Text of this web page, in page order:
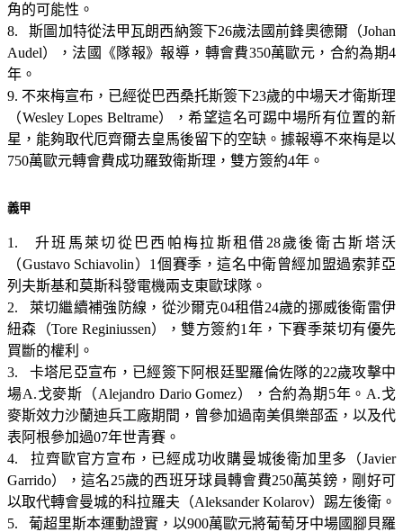
角的可能性。
8. 斯圖加特從法甲瓦朗西納簽下26歲法國前鋒奧德爾（Johan
Audel），法國《隊報》報導，轉會費350萬歐元，合約為期4
年。
9. 不來梅宣布，已經從巴西桑托斯簽下23歲的中場天才衛斯理
（Wesley Lopes Beltrame），希望這名可踢中場所有位置的新
星，能夠取代厄齊爾去皇馬後留下的空缺。據報導不來梅是以
750萬歐元轉會費成功羅致衛斯理，雙方簽約4年。
義甲
1. 升班馬萊切從巴西帕梅拉斯租借28歲後衛古斯塔沃
（Gustavo Schiavolin）1個賽季，這名中衛曾經加盟過索菲亞
列夫斯基和莫斯科發電機兩支東歐球隊。
2. 萊切繼續補強防線，從沙爾克04租借24歲的挪威後衛雷伊
紐森（Tore Reginiussen），雙方簽約1年，下賽季萊切有優先
買斷的權利。
3. 卡塔尼亞宣布，已經簽下阿根廷聖羅倫佐隊的22歲攻擊中
場A.戈麥斯（Alejandro Dario Gomez），合約為期5年。A.戈
麥斯效力沙蘭迪兵工廠期間，曾參加過南美俱樂部盃，以及代
表阿根參加過07年世青賽。
4. 拉齊歐官方宣布，已經成功收購曼城後衛加里多（Javier
Garrido），這名25歲的西班牙球員轉會費250萬英鎊，剛好可
以取代轉會曼城的科拉羅夫（Aleksander Kolarov）踢左後衛。
5. 葡超里斯本運動證實，以900萬歐元將葡萄牙中場國腳貝羅